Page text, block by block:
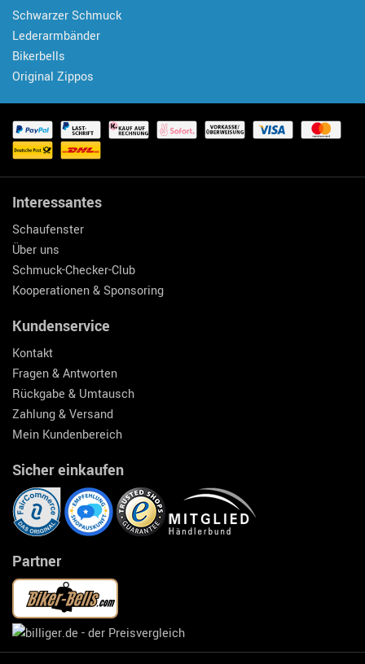
Schwarzer Schmuck
Lederarmbänder
Bikerbells
Original Zippos
Interessantes
Schaufenster
Über uns
Schmuck-Checker-Club
Kooperationen & Sponsoring
Kundenservice
Kontakt
Fragen & Antworten
Rückgabe & Umtausch
Zahlung & Versand
Mein Kundenbereich
Sicher einkaufen
Partner